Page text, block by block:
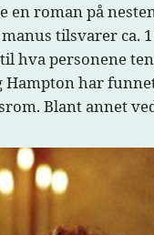
roman på
tilsvarer
personene
har
Blant annet